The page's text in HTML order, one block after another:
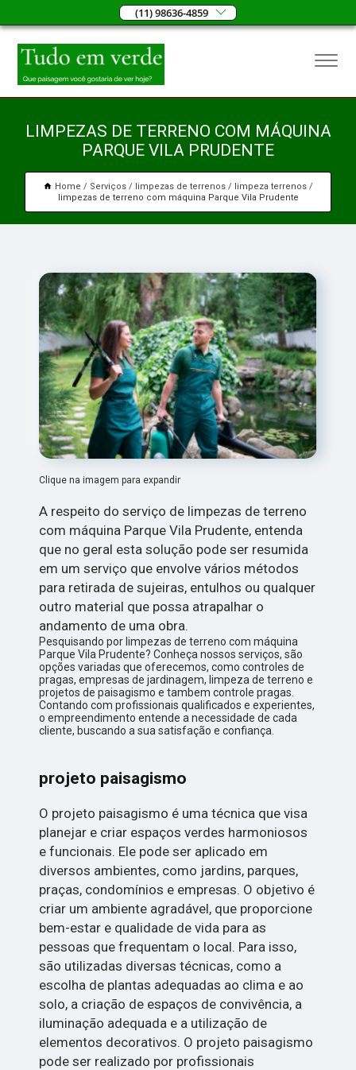
(11) 98636-4859
LIMPEZAS DE TERRENO COM MÁQUINA
PARQUE VILA PRUDENTE
Home Serviços limpezas de terrenos
limpeza terrenos
limpezas de terreno com máquina Parque Vila Prudente
Clique na imagem para expandir
A respeito do serviço de limpezas de terreno
com máquina Parque Vila Prudente, entenda
que no geral esta solução pode ser resumida
em um serviço que envolve vários métodos
para retirada de sujeiras, entulhos ou qualquer
outro material que possa atrapalhar o
andamento de uma obra.
Pesquisando por limpezas de terreno com máquina
Parque Vila Prudente? Conheça nossos serviços, são
opções variadas que oferecemos, como controles de
pragas, empresas de jardinagem, limpeza de terreno e
projetos de paisagismo e tambem controle pragas.
Contando com profissionais qualificados e experientes,
o empreendimento entende a necessidade de cada
cliente, buscando a sua satisfação e confiança.
projeto paisagismo
O projeto paisagismo é uma técnica que visa
planejar e criar espaços verdes harmoniosos
e funcionais. Ele pode ser aplicado em
diversos ambientes, como jardins, parques,
praças, condomínios e empresas. O objetivo é
criar um ambiente agradável, que proporcione
bem-estar e qualidade de vida para as
pessoas que frequentam o local. Para isso,
são utilizadas diversas técnicas, como a
escolha de plantas adequadas ao clima e ao
solo, a criação de espaços de convivência, a
iluminação adequada e a utilização de
elementos decorativos. O projeto paisagismo
pode ser realizado por profissionais